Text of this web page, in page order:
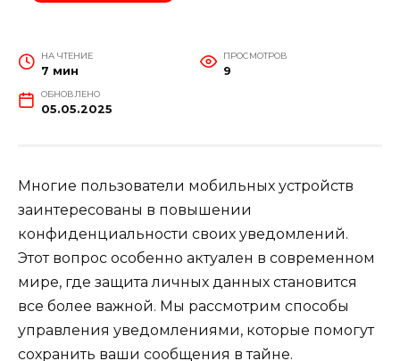
НА ЧТЕНИЕ
7 мин
ПРОСМОТРОВ
9
ОБНОВЛЕНО
05.05.2025
Многие пользователи мобильных устройств
заинтересованы в повышении
конфиденциальности своих уведомлений.
Этот вопрос особенно актуален в современном
мире, где защита личных данных становится
все более важной. Мы рассмотрим способы
управления уведомлениями, которые помогут
сохранить ваши сообщения в тайне.